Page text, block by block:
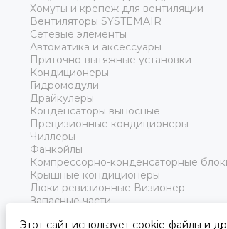
Хомуты и крепеж для вентиляции
Вентиляторы SYSTEMAIR
Сетевые элементы
Автоматика и аксессуары
Приточно-вытяжные установки
Кондиционеры
Гидромодули
Драйкулеры
Конденсаторы выносные
Прецизионные кондиционеры
Чиллеры
Фанкойлы
Компрессорно-конденсаторные
Крышные кондиционеры
Люки ревизионные Визионер
Запасные части
Акции
Этот сайт использует cookie-файлы и